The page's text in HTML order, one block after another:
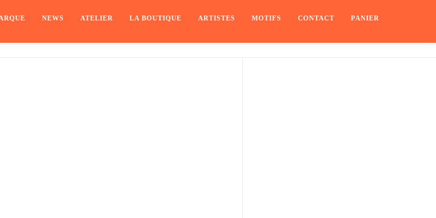
NEWS ATELIER LA BOUTIQUE ARTISTES MOTIFS CONTACT PANIER